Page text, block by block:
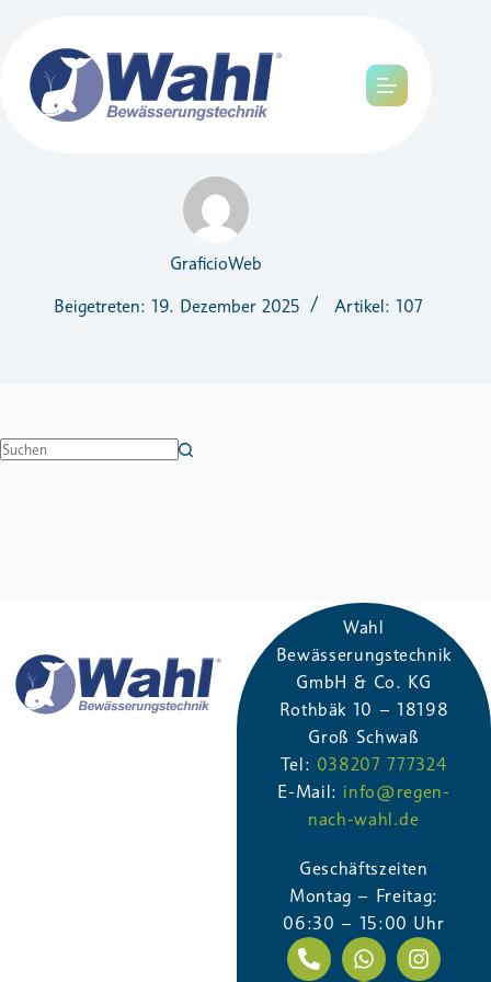
GraficioWeb
Beigetreten: 19. Dezember 2025 Artikel: 107
Wahl
Bewässerungstechnik
GmbH & Co. KG
Rothbäk​ 10 – 181​98
Groß Schwaß
Tel: 038207 777324
E-Mail: info@regen-
nach-wahl.de
Geschäftszeiten
Montag – Freitag:
06:30 – 15:00 Uhr